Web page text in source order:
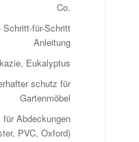
Co.
für-Schritt
Anleitung
Eukalyptus
schutz für
Gartenmöbel
für Abdeckungen
PVC, Oxford)